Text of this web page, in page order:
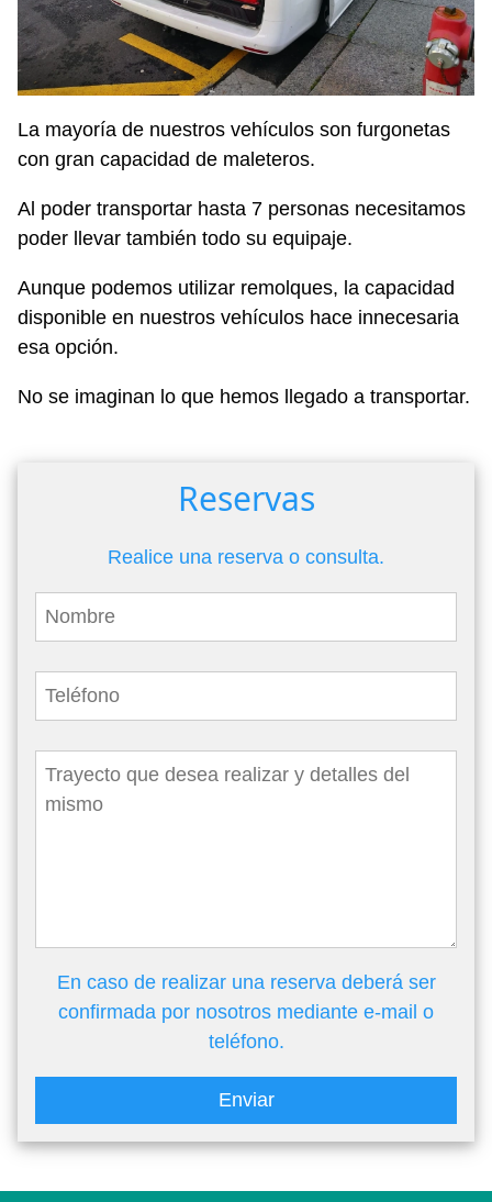
La mayoría de nuestros vehículos son furgonetas
con gran capacidad de maleteros.
Al poder transportar hasta 7 personas necesitamos
poder llevar también todo su equipaje.
Aunque podemos utilizar remolques, la capacidad
disponible en nuestros vehículos hace innecesaria
esa opción.
No se imaginan lo que hemos llegado a transportar.
Reservas
Realice una reserva o consulta.
En caso de realizar una reserva deberá ser
confirmada por nosotros mediante e-mail o
teléfono.
Enviar